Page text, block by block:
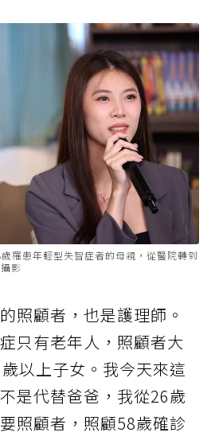
罹患年輕型失智症者的母親，從醫院轉到
影
照顧者，也是護理師。
只有老年人，照顧者大
以上子女。我今天來這
是代替爸爸，我從26歲
照顧者，照顧58歲確診